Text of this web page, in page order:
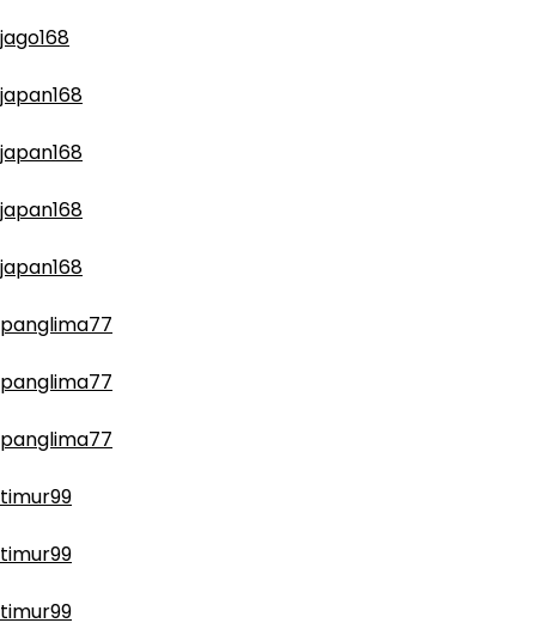
jago168
japan168
japan168
japan168
japan168
panglima77
panglima77
panglima77
timur99
timur99
timur99